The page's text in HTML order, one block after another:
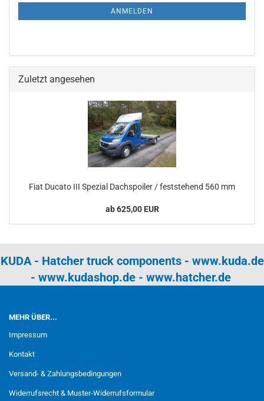
ANMELDEN
Zuletzt angesehen
Fiat Ducato III Spezial Dachspoiler / feststehend 560 mm
ab 625,00 EUR
KUDA - Hatcher truck components - www.kuda.de
- www.kudashop.de- www.hatcher.de
MEHR ÜBER...
Impressum
Kontakt
Versand- & Zahlungsbedingungen
Widerrufsrecht & Muster-Widerrufsformular